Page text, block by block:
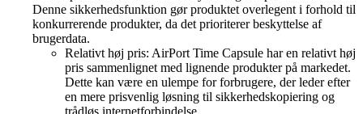
Denne sikkerhedsfunktion gør produktet overlegent i forhold til
konkurrerende produkter, da det prioriterer beskyttelse af
brugerdata.
Relativt høj pris: AirPort Time Capsule har en relativt høj
pris sammenlignet med lignende produkter på markedet.
Dette kan være en ulempe for forbrugere, der leder efter
en mere prisvenlig løsning til sikkerhedskopiering og
trådløs internetforbindelse.